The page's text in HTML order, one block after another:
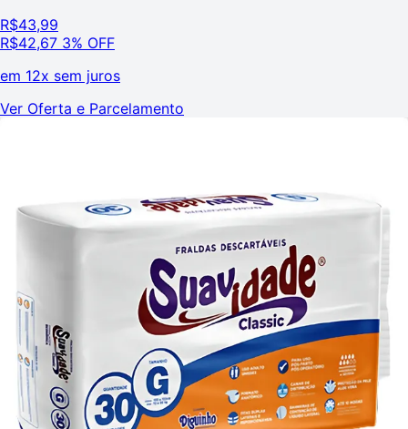
R$43,99
R$42,67 3% OFF
em 12x sem juros
Ver Oferta e Parcelamento